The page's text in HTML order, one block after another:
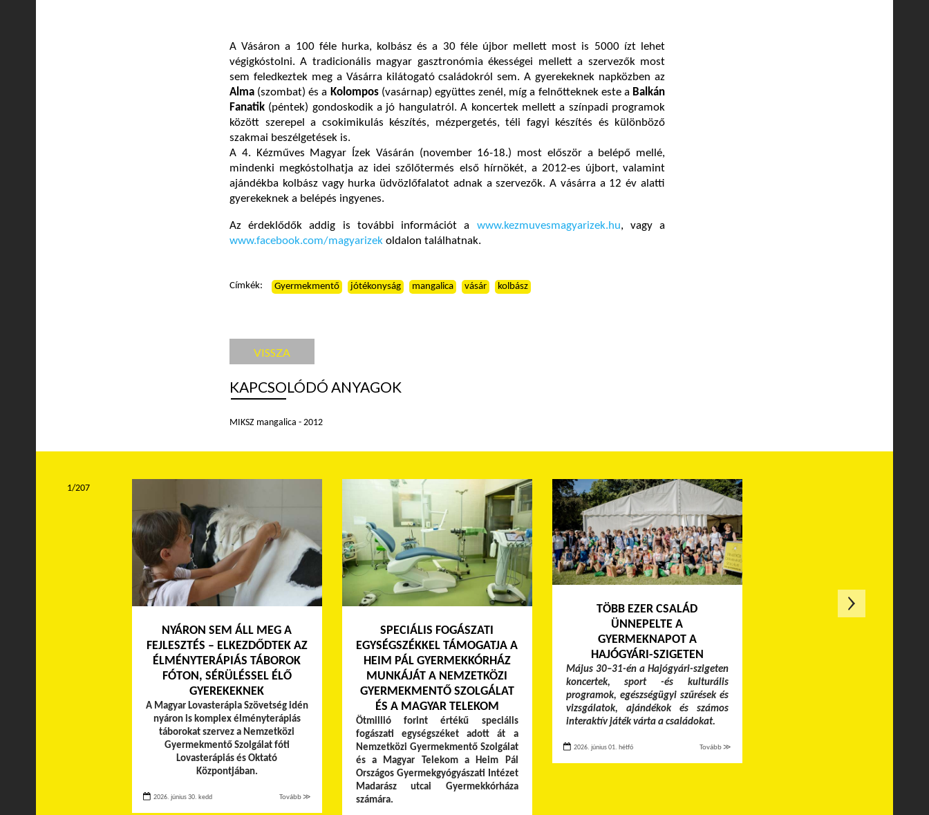
A Vásáron a 100 féle hurka, kolbász és a 30 féle újbor mellett most is 5000 ízt lehet
végigkóstolni. A tradicionális magyar gasztronómia ékességei mellett a szervezők most
sem feledkeztek meg a Vásárra kilátogató családokról sem. A gyerekeknek napközben az
Alma (szombat) és a Kolompos (vasárnap) együttes zenél, míg a felnőtteknek este a Balkán
Fanatik (péntek) gondoskodik a jó hangulatról. A koncertek mellett a színpadi programok
között szerepel a csokimikulás készítés, mézpergetés, téli fagyi készítés és különböző
szakmai beszélgetések is.
A 4. Kézműves Magyar Ízek Vásárán (november 16-18.) most először a belépő mellé,
mindenki megkóstolhatja az idei szőlőtermés első hírnökét, a 2012-es újbort, valamint
ajándékba kolbász vagy hurka üdvözlőfalatot adnak a szervezők. A vásárra a 12 év alatti
gyerekeknek a belépés ingyenes.
Az érdeklődők addig is további információt a www.kezmuvesmagyarizek.hu, vagy a
www.facebook.com/magyarizek oldalon találhatnak.
Címkék: Gyermekmentő jótékonyság mangalica vásár kolbász
VISSZA
KAPCSOLÓDÓ ANYAGOK
MIKSZ mangalica - 2012
NYÁRON SEM ÁLL MEG A
FEJLESZTÉS – ELKEZDŐDTEK AZ
ÉLMÉNYTERÁPIÁS TÁBOROK
FÓTON, SÉRÜLÉSSEL ÉLŐ
GYEREKEKNEK
A Magyar Lovasterápia Szövetség idén
nyáron is komplex élményterápiás
táborokat szervez a Nemzetközi
Gyermekmentő Szolgálat fóti
Lovasterápiás és Oktató
Központjában.
2026. június 30. kedd Tovább ≫
SPECIÁLIS FOGÁSZATI
EGYSÉGSZÉKKEL TÁMOGATJA A
HEIM PÁL GYERMEKKÓRHÁZ
MUNKÁJÁT A NEMZETKÖZI
GYERMEKMENTŐ SZOLGÁLAT
ÉS A MAGYAR TELEKOM
Ötmillió forint értékű speciális
fogászati egységszéket adott át a
Nemzetközi Gyermekmentő Szolgálat
és a Magyar Telekom a Heim Pál
Országos Gyermekgyógyászati Intézet
Madarász utcai Gyermekkórháza
számára.
TÖBB EZER CSALÁD
ÜNNEPELTE A
GYERMEKNAPOT A
HAJÓGYÁRI-SZIGETEN
Május 30–31-én a Hajógyári-szigeten
koncertek, sport -és kulturális
programok, egészségügyi szűrések és
vizsgálatok, ajándékok és számos
interaktív játék várta a családokat.
2026. június 01. hétfő Tovább ≫
1/207